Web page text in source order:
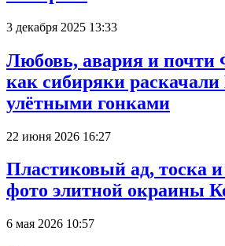
3 декабря 2025 13:33
Любовь, авария и почти
как сибиряки раскачали
улётными гонками
22 июня 2026 16:27
Пластиковый ад, тоска
фото элитной окраины
6 мая 2026 10:57